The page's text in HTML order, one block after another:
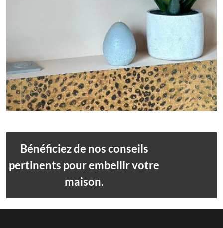
Bénéficiez de nos conseils
pertinents pour embellir votre
maison.